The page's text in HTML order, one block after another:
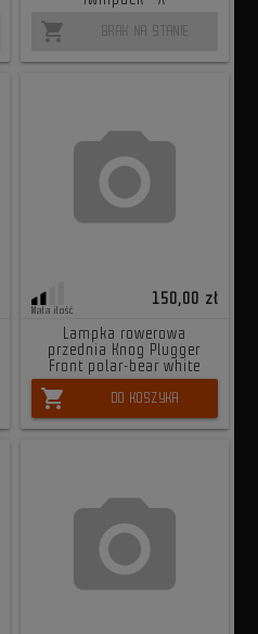
shopping_cart BRAK NA STANIE
Mała ilość
150,00 zł
Lampka rowerowa
przednia Knog Plugger
Front polar-bear white
shopping_cart DO KOSZYKA